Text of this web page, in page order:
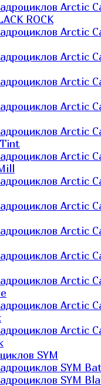
Arctic
ROCK
Arctic
Arctic
Arctic
Arctic
Arctic
Arctic
Arctic
Arctic
Arctic
Arctic
Arctic
Arctic
Arctic
SYM
SYM
SYM